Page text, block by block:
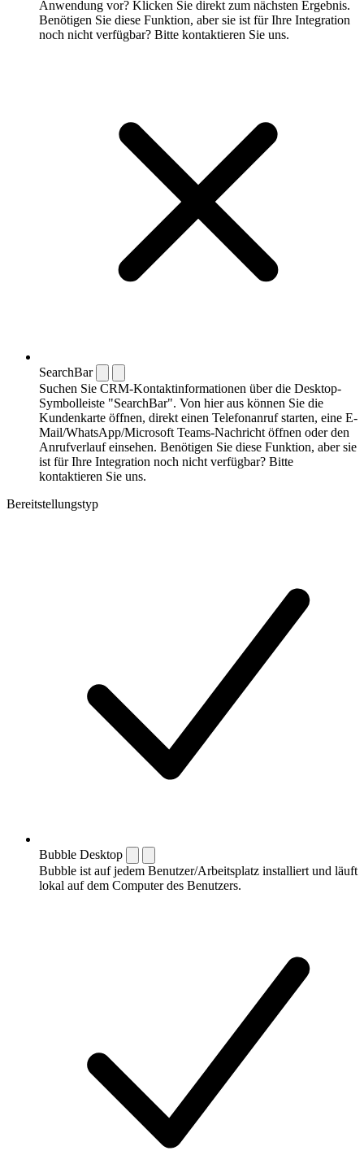
Anwendung vor? Klicken Sie direkt zum nächsten Ergebnis.
Benötigen Sie diese Funktion, aber sie ist für Ihre Integration
noch nicht verfügbar? Bitte kontaktieren Sie uns.
SearchBar
Suchen Sie CRM-Kontaktinformationen über die Desktop-
Symbolleiste "SearchBar". Von hier aus können Sie die
Kundenkarte öffnen, direkt einen Telefonanruf starten, eine E-
Mail/WhatsApp/Microsoft Teams-Nachricht öffnen oder den
Anrufverlauf einsehen. Benötigen Sie diese Funktion, aber sie
ist für Ihre Integration noch nicht verfügbar? Bitte
kontaktieren Sie uns.
Bereitstellungstyp
Bubble Desktop
Bubble ist auf jedem Benutzer/Arbeitsplatz installiert und läuft
lokal auf dem Computer des Benutzers.